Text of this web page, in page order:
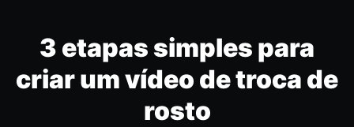
3 etapas simples para
criar um vídeo de troca de
rosto